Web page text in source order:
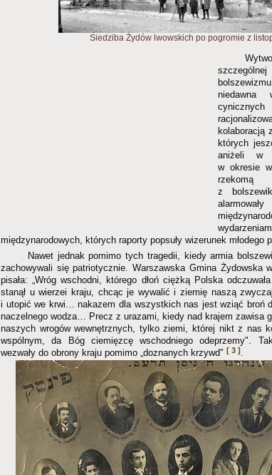
Siedziba Żydów lwowskich po pogromie z
niedawna
cynicznych
kolaboracją
których
aniżeli w
w okresie
z
międzynarodowych, których raporty popsuły wizerunek młodego
Nawet jednak pomimo tych tragedii, kiedy armia
zachowywali się patriotycznie. Warszawska Gmina Żydowska
pisała: „Wróg wschodni, którego dłoń ciężką Polska
stanął u wierzei kraju, chcąc je wywalić i ziemię naszą
i utopić we krwi… nakazem dla wszystkich nas jest wziąć broń
naczelnego wodza… Precz z urazami, kiedy nad krajem zawisa
naszych wrogów wewnętrznych, tylko ziemi, której nikt z nas
wspólnym, da Bóg ciemięzcę wschodniego odeprzemy".
wezwały do obrony kraju pomimo „doznanych krzywd" [ 3 ]